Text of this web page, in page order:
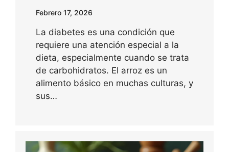
Febrero 17, 2026
La diabetes es una condición que
requiere una atención especial a la
dieta, especialmente cuando se trata
de carbohidratos. El arroz es un
alimento básico en muchas culturas, y
sus…